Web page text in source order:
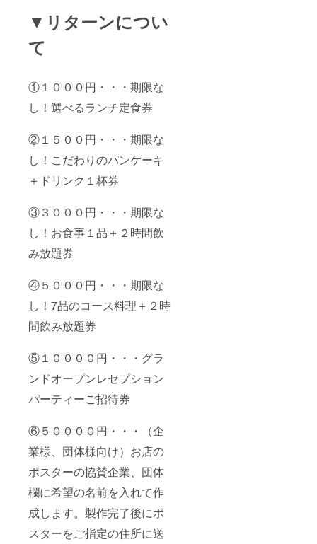
▼リターンについ
て
①１０００円・・・期限な
し！選べるランチ定食券
②１５００円・・・期限な
し！こだわりのパンケーキ
＋ドリンク１杯券
③３０００円・・・期限な
し！お食事１品＋２時間飲
み放題券
④５０００円・・・期限な
し！7品のコース料理＋２時
間飲み放題券
⑤１００００円・・・グラ
ンドオープンレセプション
パーティーご招待券
⑥５００００円・・・（企
業様、団体様向け）お店の
ポスターの協賛企業、団体
欄に希望の名前を入れて作
成します。製作完了後にポ
スターをご指定の住所に送